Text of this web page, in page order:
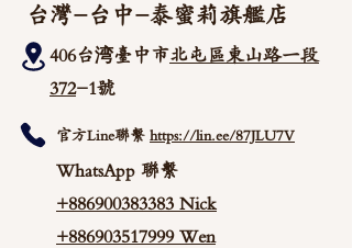
台灣-台中-泰蜜莉旗艦店
406台湾臺中市北屯區東山路一段
372-1號
官方Line聯繫 https://lin.ee/87JLU7V
WhatsApp 聯繫
+886900383383 Nick
+886903517999 Wen